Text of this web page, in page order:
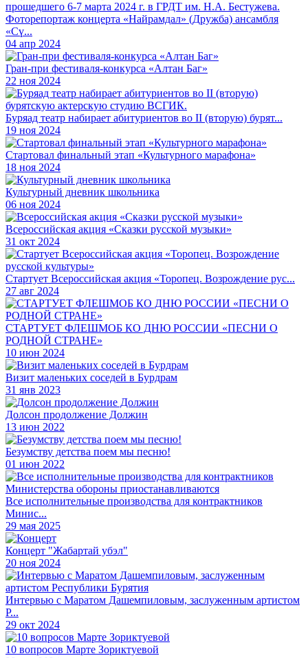
Фоторепортаж концерта «Найрамдал» (Дружба) ансамбля
«Сү...
04 апр 2024
Гран-при фестиваля-конкурса «Алтан Баг»
22 ноя 2024
Буряад театр набирает абитуриентов во II (вторую) бурят...
19 ноя 2024
Стартовал финальный этап «Культурного марафона»
18 ноя 2024
Культурный дневник школьника
06 ноя 2024
Всероссийская акция «Сказки русской музыки»
31 окт 2024
Стартует Всероссийская акция «Торопец. Возрождение рус...
27 авг 2024
СТАРТУЕТ ФЛЕШМОБ КО ДНЮ РОССИИ «ПЕСНИ О
РОДНОЙ СТРАНЕ»
10 июн 2024
Визит маленьких соседей в Бурдрам
31 янв 2023
Долсон продолжение Должин
13 июн 2022
Безумству детства поем мы песню!
01 июн 2022
Все исполнительные производства для контрактников
Минис...
29 мая 2025
Концерт "Жабартай убэл"
20 ноя 2024
Интервью с Маратом Дашемпиловым, заслуженным артистом
Р...
29 окт 2024
10 вопросов Марте Зориктуевой